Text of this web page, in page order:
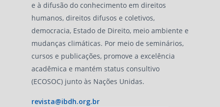
e à difusão do conhecimento em direitos
humanos, direitos difusos e coletivos,
democracia, Estado de Direito, meio ambiente e
mudanças climáticas. Por meio de seminários,
cursos e publicações, promove a excelência
acadêmica e mantém status consultivo
(ECOSOC) junto às Nações Unidas.
revista@ibdh.org.br